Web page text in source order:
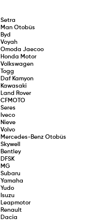
Setra
Man Otobüs
Byd
Voyah
Omoda Jaecoo
Honda Motor
Volkswagen
Togg
Daf Kamyon
Kawasaki
Land Rover
CFMOTO
Seres
Iveco
Nieve
Volvo
Mercedes-Benz Otobüs
Skywell
Bentley
DFSK
MG
Subaru
Yamaha
Yudo
Isuzu
Leapmotor
Renault
Dacia